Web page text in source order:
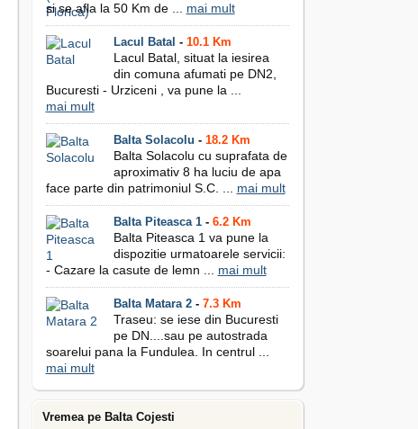
si se afla la 50 Km de ... mai mult
Lacul Batal - 10.1 Km
Lacul Batal, situat la iesirea
din comuna afumati pe DN2,
Bucuresti - Urziceni , va pune la ...
mai mult
Balta Solacolu - 18.2 Km
Balta Solacolu cu suprafata de
aproximativ 8 ha luciu de apa
face parte din patrimoniul S.C. ... mai mult
Balta Piteasca 1 - 6.2 Km
Balta Piteasca 1 va pune la
dispozitie urmatoarele servicii:
- Cazare la casute de lemn ... mai mult
Balta Matara 2- 7.3 Km
Traseu: se iese din Bucuresti
pe DN....sau pe autostrada
soarelui pana la Fundulea. In centrul ...
mai mult
Vremea pe Balta Cojesti